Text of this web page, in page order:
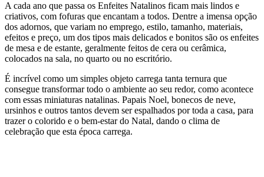
A cada ano que passa os Enfeites Natalinos ficam mais lindos e
criativos, com fofuras que encantam a todos. Dentre a imensa opção
dos adornos, que variam no emprego, estilo, tamanho, materiais,
efeitos e preço, um dos tipos mais delicados e bonitos são os enfeites
de mesa e de estante, geralmente feitos de cera ou cerâmica,
colocados na sala, no quarto ou no escritório.
É incrível como um simples objeto carrega tanta ternura que
consegue transformar todo o ambiente ao seu redor, como acontece
com essas miniaturas natalinas. Papais Noel, bonecos de neve,
ursinhos e outros tantos devem ser espalhados por toda a casa, para
trazer o colorido e o bem-estar do Natal, dando o clima de
celebração que esta época carrega.